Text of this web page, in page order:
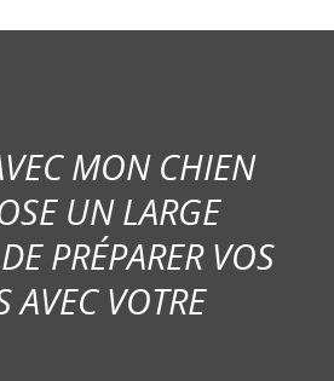
MON CHIEN
UN LARGE
PRÉPARER VOS
AVEC VOTRE